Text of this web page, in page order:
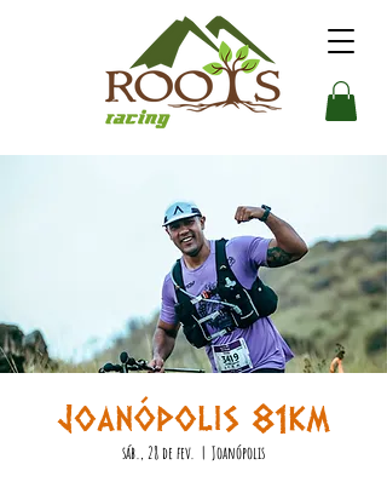
Joanópolis 81km
sáb., 28 de fev.
  |
Joanópolis